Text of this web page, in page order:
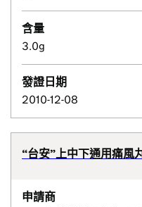
含量
3.0g
發證日期
2010-12-08
“台安”上中下通用痛風
申請商